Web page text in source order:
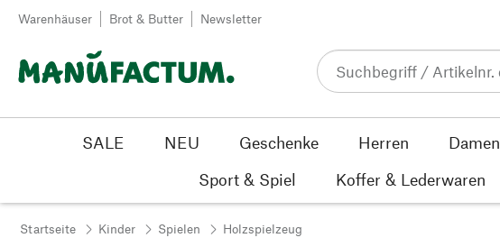
Zum Inhalt springen
Warenhäuser Brot & Butter Newsletter
SALE NEU Geschenke Herren Damen
Sport & Spiel
Koffer & Lederwaren
Startseite Kinder Spielen Holzspielzeug